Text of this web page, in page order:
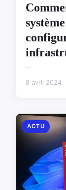
...
8 avril 2024
ACTU